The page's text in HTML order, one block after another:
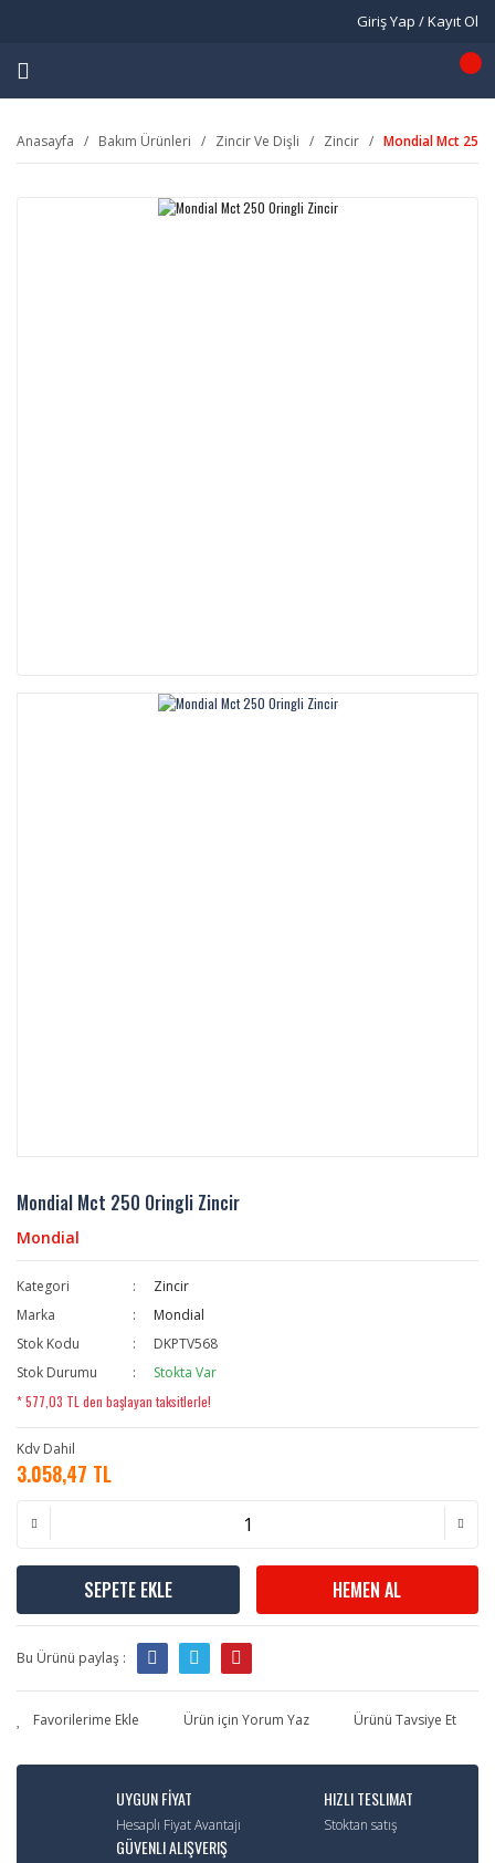
Giriş Yap / Kayıt Ol
Anasayfa Bakım Ürünleri Zincir Ve Dişli Zincir Mondial Mct 250
Mondial Mct 250 Oringli Zincir
Mondial
Kategori
Zincir
Marka
Mondial
Stok Kodu
DKPTV568
Stok Durumu
Stokta Var
* 577,03 TL den başlayan taksitlerle!
Kdv Dahil
3.058,47 TL
SEPETE EKLE HEMEN AL
Bu Ürünü paylaş :
Ürün için Yorum Yaz Ürünü Tavsiye Et
UYGUN FİYAT
Hesaplı Fiyat Avantajı
HIZLI TESLIMAT
Stoktan satış
GÜVENLI ALIŞVERIŞ